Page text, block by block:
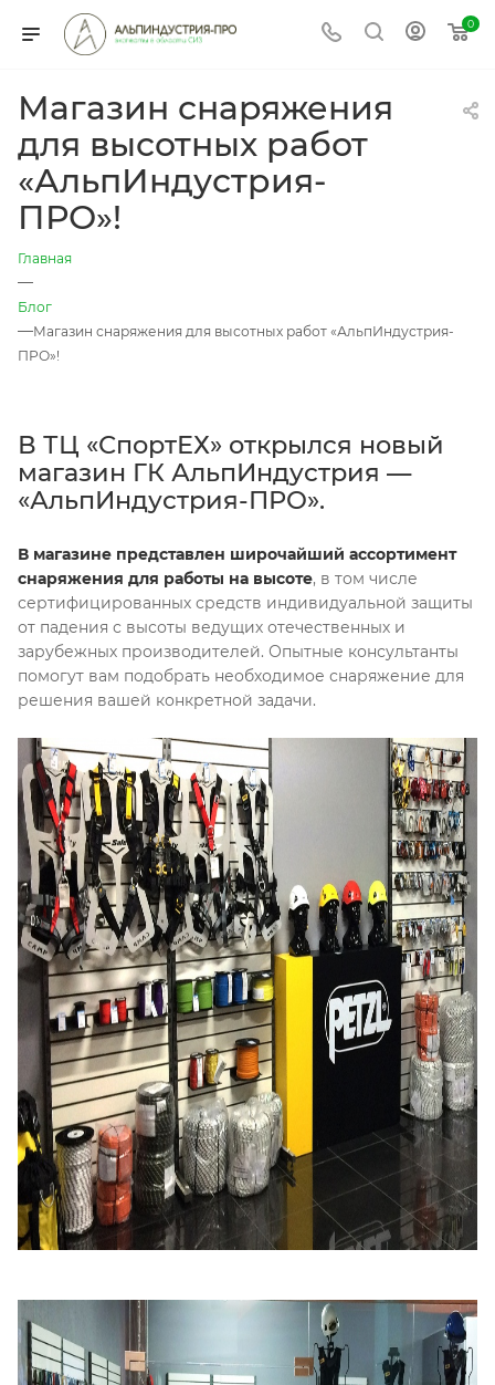
0
Магазин снаряжения
для высотных работ
«АльпИндустрия-
ПРО»!
Главная
—
Блог
—Магазин снаряжения для высотных работ «АльпИндустрия-
ПРО»!
В ТЦ «СпортЕХ» открылся новый
магазин ГК АльпИндустрия —
«АльпИндустрия-ПРО».
В магазине представлен широчайший ассортимент
снаряжения для работы на высоте, в том числе
сертифицированных средств индивидуальной защиты
от падения с высоты ведущих отечественных и
зарубежных производителей. Опытные консультанты
помогут вам подобрать необходимое снаряжение для
решения вашей конкретной задачи.